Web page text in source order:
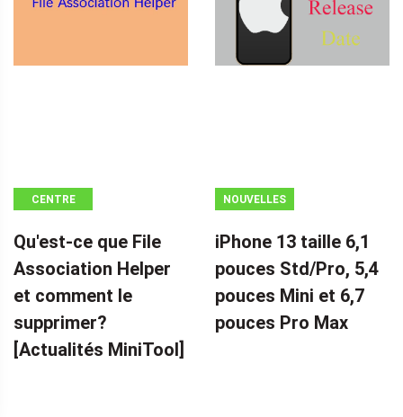
CENTRE
MINITOOL
Qu'est-ce que File
Association Helper
et comment le
supprimer?
[Actualités MiniTool]
NOUVELLES
iPhone 13 taille 6,1
pouces Std/Pro, 5,4
pouces Mini et 6,7
pouces Pro Max